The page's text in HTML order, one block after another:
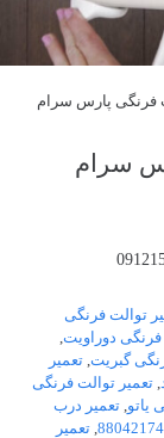
فرنگی پارس سرام
سرام
توالت فرنگی
فرنگی دوراویت
گبریت تعمیر
تعمیر توالت فرنگی
یاتو تعمیر درب
تعمیر